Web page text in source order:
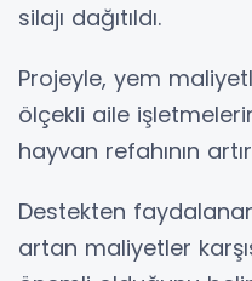
silajı dağıtıldı.
Projeyle, yem
ölçekli aile
hayvan refahının
Destekten
artan maliyetler